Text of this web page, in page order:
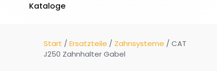
Kataloge
Start / Ersatzteile / Zahnsysteme / CAT
J250 Zahnhalter Gabel